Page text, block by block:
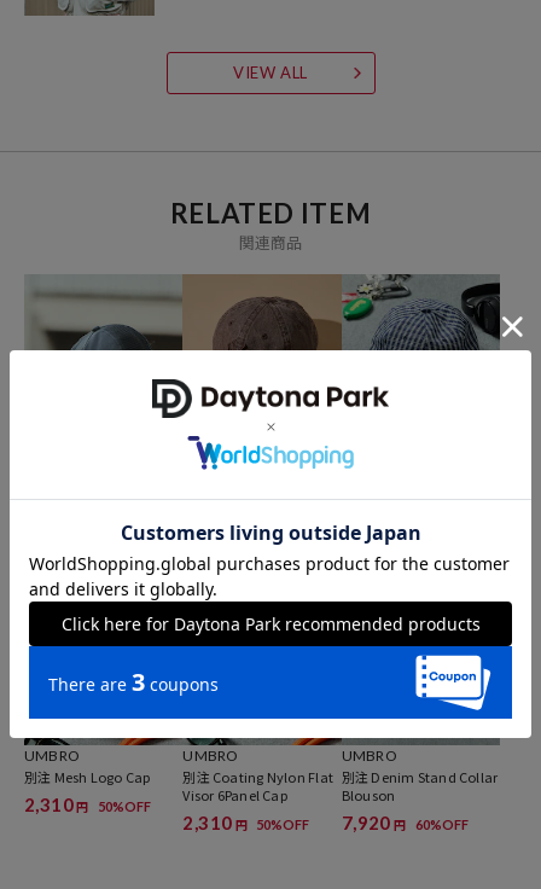
VIEW ALL
RELATED ITEM
関連商品
別注 フェルト ロゴ ツイル
20%OFF
NEW ERA
別注 9TWENTY ACIDWAS
4,620 円
UMBRO
別注 2TONE Flat Visor Ca
4,158円 10%OFF
UMBRO
別注 Mesh Logo Cap
2,310円 50%OFF
UMBRO
別注 Coating Nylon Flat
Visor 6Panel Cap
2,310 円 50%OFF
UMBRO
別注 Denim Stand Collar
Blouson
7,920 円 60%OFF